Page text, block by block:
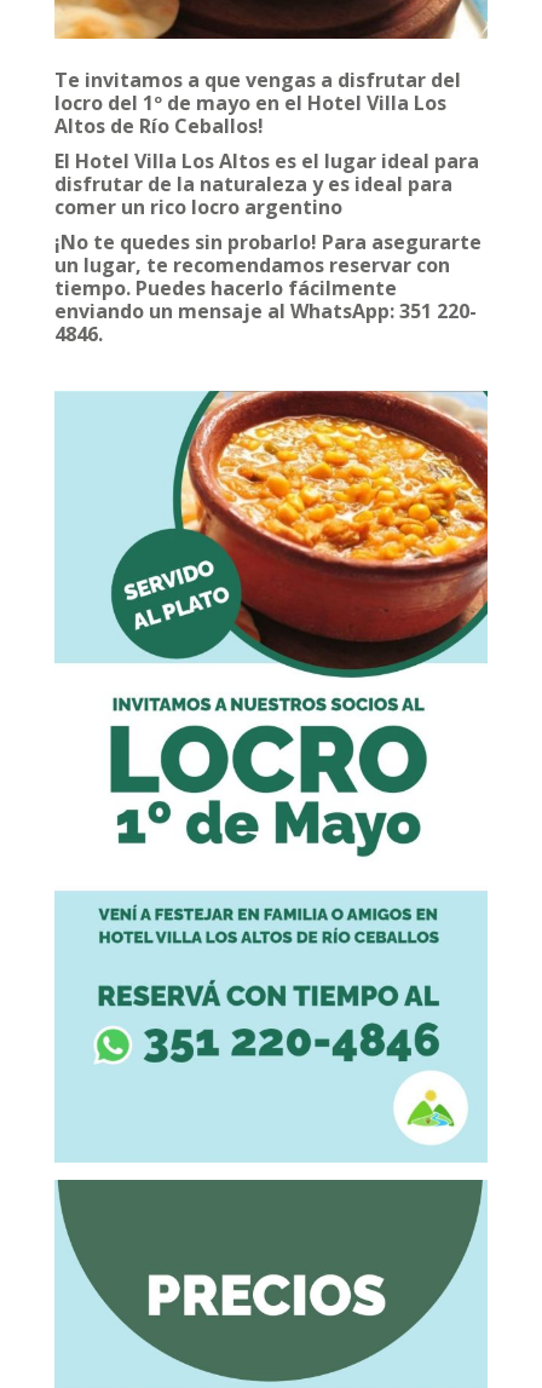
Te invitamos a que vengas a disfrutar del
locro del 1º de mayo en el Hotel Villa Los
Altos de Río Ceballos!
El Hotel Villa Los Altos es el lugar ideal para
disfrutar de la naturaleza y es ideal para
comer un rico locro argentino
¡No te quedes sin probarlo! Para asegurarte
un lugar, te recomendamos reservar con
tiempo. Puedes hacerlo fácilmente
enviando un mensaje al WhatsApp: 351 220-
4846.